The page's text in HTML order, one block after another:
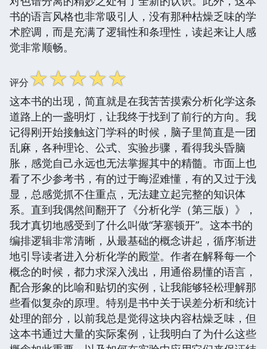
书的语言风格也非常吸引人，没有那种枯燥乏味的学
术腔调，而是充满了逻辑性和条理性，读起来让人感
觉非常顺畅。
评分☆☆☆☆☆
这本书的出现，简直就是在我苦苦摸索分析化学这条
道路上的一盏明灯，让我终于找到了前行的方向。我
记得刚开始接触这门学科的时候，脑子里简直是一团
乱麻，各种理论、公式、实验步骤，看得我头昏脑
胀，感觉自己永远也无法掌握其中的精髓。市面上也
看了不少参考书，有的过于晦涩难懂，有的又过于浅
显，总感觉抓不住重点，无法建立起完整的知识体
系。直到我偶然间翻开了《分析化学（第三版）》，
我才真切地感受到了什么叫做“茅塞顿开”。这本书的
编排逻辑非常清晰，从最基础的概念讲起，循序渐进
地引导读者进入分析化学的殿堂。作者在解释每一个
概念的时候，都力求深入浅出，用通俗易懂的语言，
配合形象的比喻和贴切的实例，让我能够轻松理解那
些看似复杂的原理。特别是书中关于误差分析和统计
处理的部分，以前我总是觉得这块内容枯燥乏味，但
这本书通过大量的实际案例，让我明白了为什么这些